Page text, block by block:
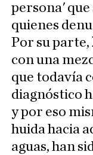
persona'
quienes
Por su parte,
con una
que todavía
diagnóstico
y por eso
huida hacia
aguas, han